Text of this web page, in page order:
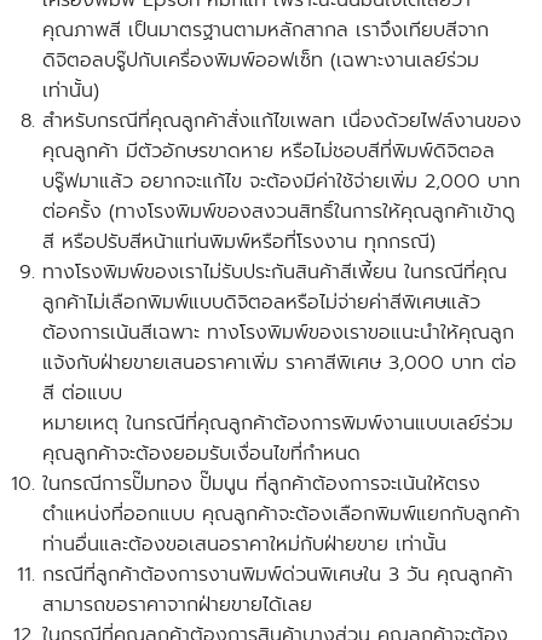
คุณภาพสี เป็นมาตรฐานตามหลักสากล เราจึงเทียบสีจาก
ดิจิตอลบรู๊ปกับเครื่องพิมพ์ออฟเซ็ท (เฉพาะงานเลย์ร่วม
เท่านั้น)
สำหรับกรณีที่คุณลูกค้าสั่งแก้ไขเพลท เนื่องด้วยไฟล์งานของ
คุณลูกค้า มีตัวอักษรขาดหาย หรือไม่ชอบสีที่พิมพ์ดิจิตอล
บรู๊ฟมาแล้ว อยากจะแก้ไข จะต้องมีค่าใช้จ่ายเพิ่ม 2,000 บาท
ต่อครั้ง(ทางโรงพิมพ์ของสงวนสิทธิ์ในการให้คุณลูกค้าเข้าดู
สี หรือปรับสีหน้าแท่นพิมพ์หรือที่โรงงาน ทุกกรณี)
ทางโรงพิมพ์ของเราไม่รับประกันสินค้าสีเพี้ยน ในกรณีที่คุณ
ลูกค้าไม่เลือกพิมพ์แบบดิจิตอลหรือไม่จ่ายค่าสีพิเศษแล้ว
ต้องการเน้นสีเฉพาะ ทางโรงพิมพ์ของเราขอแนะนำให้คุณลูก
แจ้งกับฝ่ายขายเสนอราคาเพิ่ม ราคาสีพิเศษ 3,000 บาท ต่อ
สี ต่อแบบ
หมายเหตุ ในกรณีที่คุณลูกค้าต้องการพิมพ์งานแบบเลย์ร่วม
คุณลูกค้าจะต้องยอมรับเงื่อนไขที่กำหนด
ในกรณีการปั๊มทอง ปั๊มนูน ที่ลูกค้าต้องการจะเน้นให้ตรง
ตำแหน่งที่ออกแบบ คุณลูกค้าจะต้องเลือกพิมพ์แยกกับลูกค้า
ท่านอื่นและต้องขอเสนอราคาใหม่กับฝ่ายขาย เท่านั้น
กรณีที่ลูกค้าต้องการงานพิมพ์ด่วนพิเศษใน 3 วัน คุณลูกค้า
สามารถขอราคาจากฝ่ายขายได้เลย